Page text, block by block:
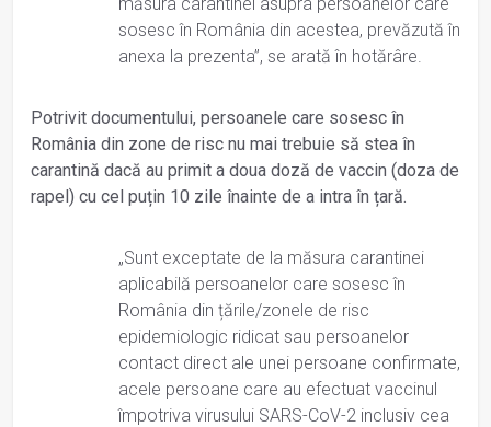
sosesc în România din acestea, prevăzută în
anexa la prezenta”, se arată în hotărâre.
Potrivit documentului, persoanele care sosesc în
România din zone de risc nu mai trebuie să stea în
carantină dacă au primit a doua doză de vaccin (doza de
rapel) cu cel puțin 10 zile înainte de a intra în țară.
„Sunt exceptate de la măsura carantinei
aplicabilă persoanelor care sosesc în
România din țările/zonele de risc
epidemiologic ridicat sau persoanelor
contact direct ale unei persoane confirmate,
acele persoane care au efectuat vaccinul
împotriva virusului SARS-CoV-2 inclusiv cea